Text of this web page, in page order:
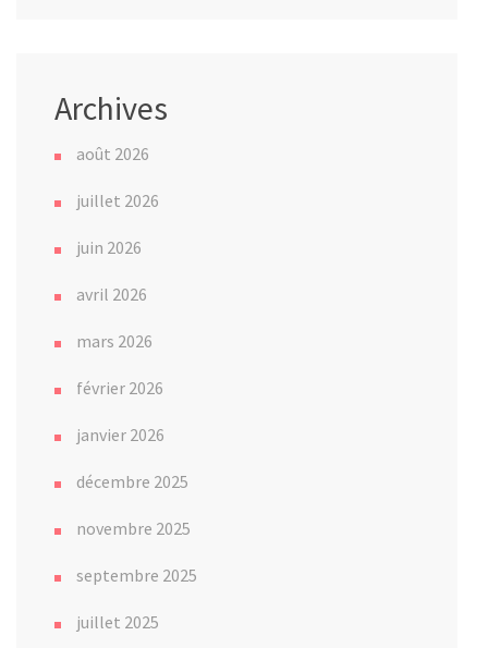
Archives
août 2026
juillet 2026
juin 2026
avril 2026
mars 2026
février 2026
janvier 2026
décembre 2025
novembre 2025
septembre 2025
juillet 2025